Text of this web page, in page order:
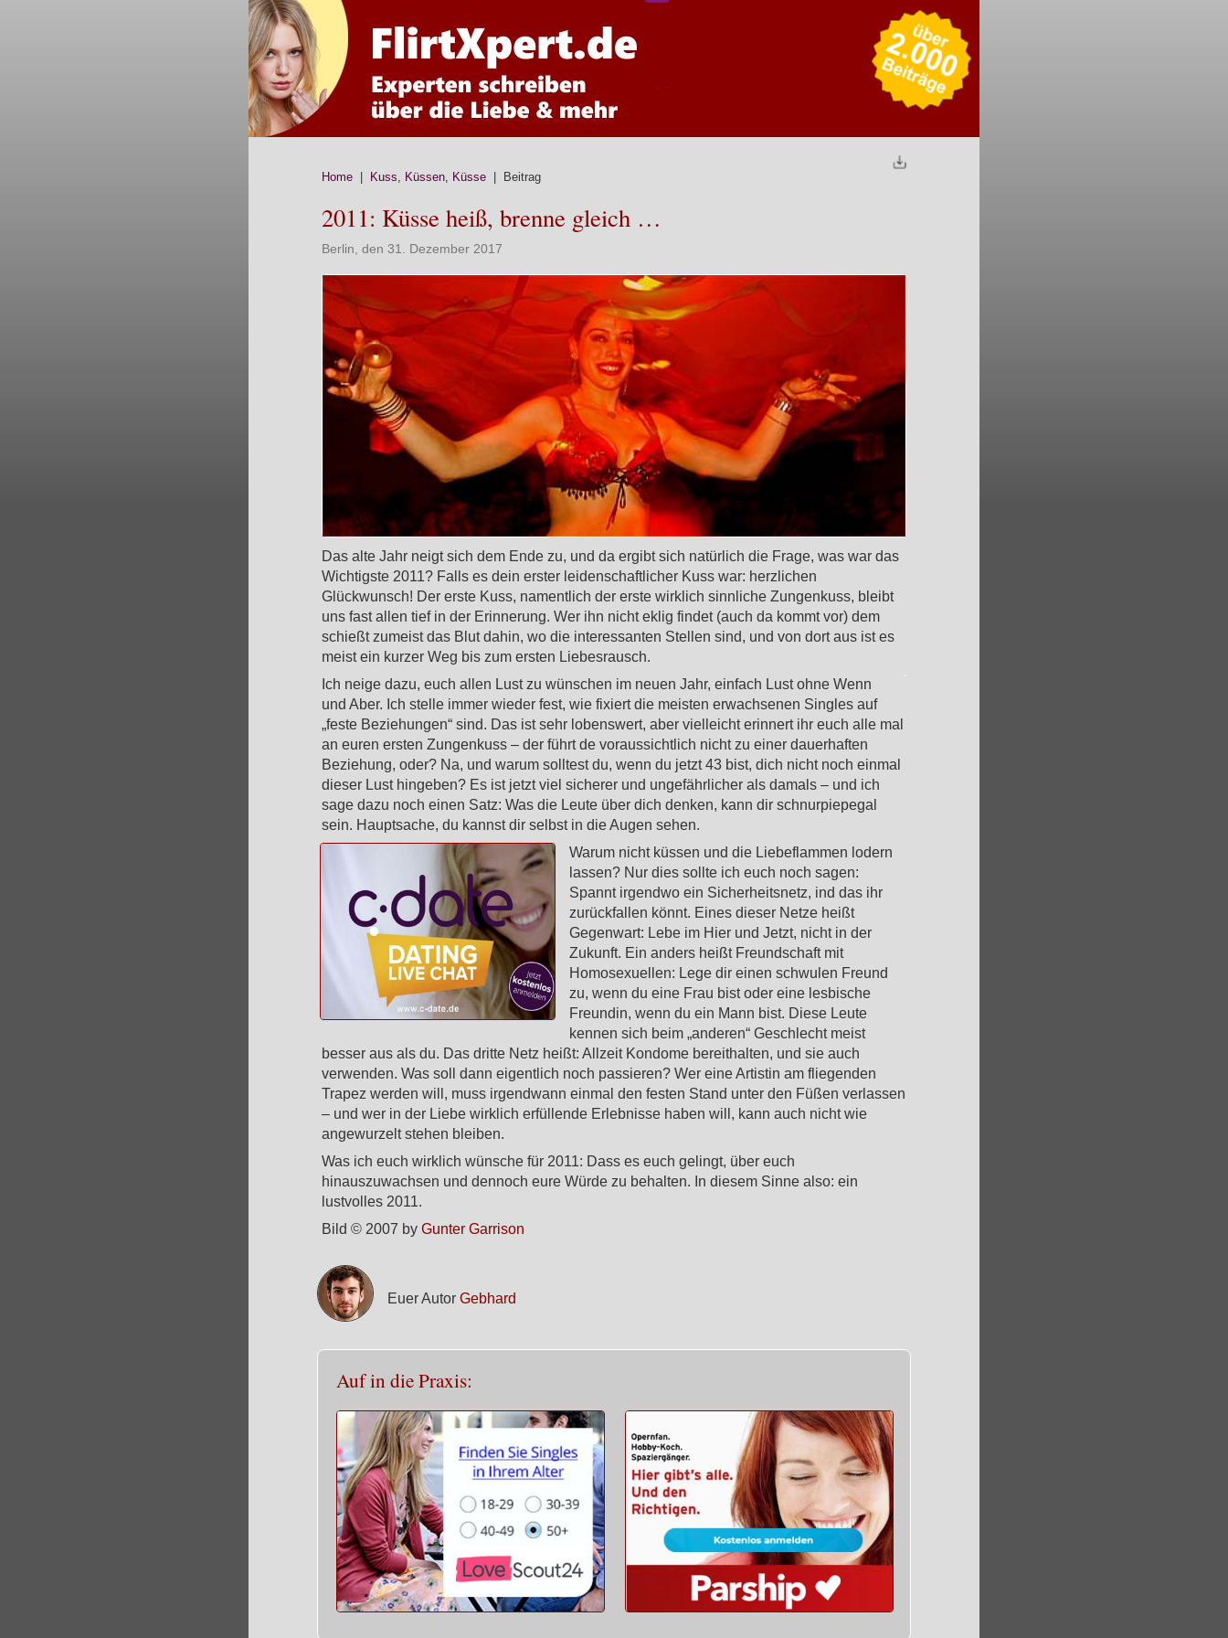
Home Kuss, Küssen, Küsse | Beitrag
2011: Küsse heiß, brenne gleich …
Berlin, den 31. Dezember 2017
Das alte Jahr neigt sich dem Ende zu, und da ergibt sich natürlich die Frage, was war das
Wichtigste 2011? Falls es dein erster leidenschaftlicher Kuss war: herzlichen
Glückwunsch! Der erste Kuss, namentlich der erste wirklich sinnliche Zungenkuss, bleibt
uns fast allen tief in der Erinnerung. Wer ihn nicht eklig findet (auch da kommt vor) dem
schießt zumeist das Blut dahin, wo die interessanten Stellen sind, und von dort aus ist es
meist ein kurzer Weg bis zum ersten Liebesrausch.
Ich neige dazu, euch allen Lust zu wünschen im neuen Jahr, einfach Lust ohne Wenn
und Aber. Ich stelle immer wieder fest, wie fixiert die meisten erwachsenen Singles auf
„feste Beziehungen“ sind. Das ist sehr lobenswert, aber vielleicht erinnert ihr euch alle mal
an euren ersten Zungenkuss – der führt de voraussichtlich nicht zu einer dauerhaften
Beziehung, oder? Na, und warum solltest du, wenn du jetzt 43 bist, dich nicht noch einmal
dieser Lust hingeben? Es ist jetzt viel sicherer und ungefährlicher als damals – und ich
sage dazu noch einen Satz: Was die Leute über dich denken, kann dir schnurpiepegal
sein. Hauptsache, du kannst dir selbst in die Augen sehen.
Warum nicht küssen und die Liebeflammen lodern
lassen? Nur dies sollte ich euch noch sagen:
Spannt irgendwo ein Sicherheitsnetz, ind das ihr
zurückfallen könnt. Eines dieser Netze heißt
Gegenwart: Lebe im Hier und Jetzt, nicht in der
Zukunft. Ein anders heißt Freundschaft mit
Homosexuellen: Lege dir einen schwulen Freund
zu, wenn du eine Frau bist oder eine lesbische
Freundin, wenn du ein Mann bist. Diese Leute
kennen sich beim „anderen“ Geschlecht meist
besser aus als du. Das dritte Netz heißt: Allzeit Kondome bereithalten, und sie auch
verwenden. Was soll dann eigentlich noch passieren? Wer eine Artistin am fliegenden
Trapez werden will, muss irgendwann einmal den festen Stand unter den Füßen verlassen
– und wer in der Liebe wirklich erfüllende Erlebnisse haben will, kann auch nicht wie
angewurzelt stehen bleiben.
Was ich euch wirklich wünsche für 2011: Dass es euch gelingt, über euch
hinauszuwachsen und dennoch eure Würde zu behalten. In diesem Sinne also: ein
lustvolles 2011.
Bild © 2007 by Gunter Garrison
Euer Autor Gebhard
Auf in die Praxis: